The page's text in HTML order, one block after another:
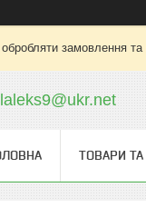
замовлення
ТОВАРИ